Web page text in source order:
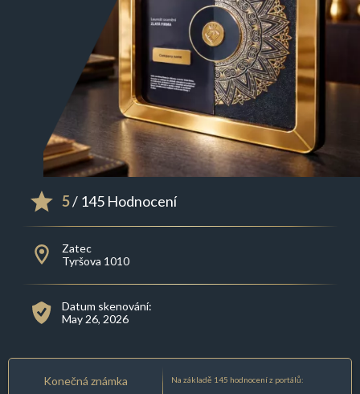
5/ 145 Hodnocení
Zatec
Tyršova 1010
Datum skenování:
May 26, 2026
Konečná známka Na základě 145 hodnocení z portálů: